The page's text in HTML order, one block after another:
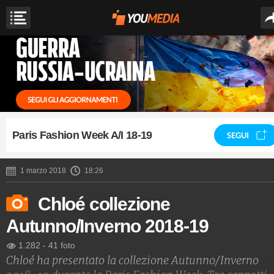
Paris Fashion Week A/I 18-19 SEGUI
1 marzo 2018 18:26
Chloé collezione
Autunno/Inverno 2018-19
1.282 - 41 foto
Chloé ha presentato la collezione Autunno/Inverno